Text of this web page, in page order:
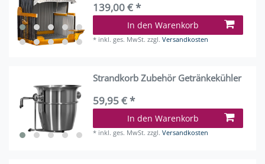
139,00 € *
In den Warenkorb
* inkl. ges. MwSt. zzgl.Versandkosten
Strandkorb Zubehör Getränkekühler
59,95 € *
In den Warenkorb
* inkl. ges. MwSt. zzgl.Versandkosten